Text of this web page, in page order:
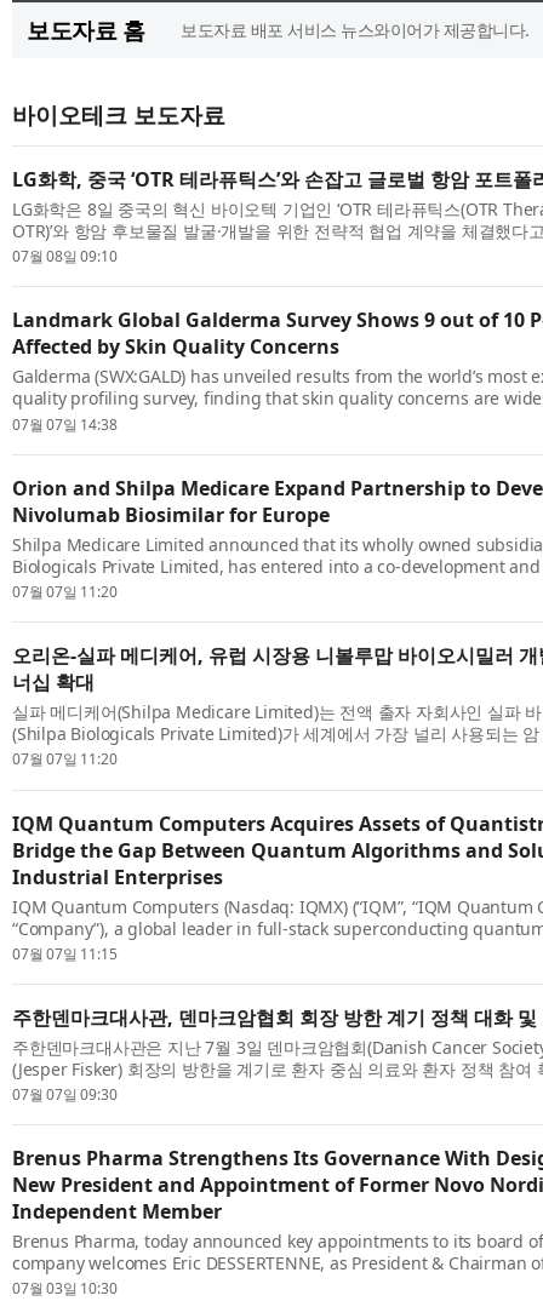
보도자료 홈 보도자료 배포 서비스 뉴스와이어가 제공합니다.
바이오테크 보도자료
LG화학, 중국 ‘OTR 테라퓨틱스’와 손잡고 글로벌 항암 포트
LG화학은 8일 중국의 혁신 바이오텍 기업인 ‘OTR 테라퓨틱스(OTR
OTR)’와 항암 후보물질 발굴·개발을 위한 전략적 협업 계약을 체결했다
혁신신약 개발의 핵심 거점으로 부상 중인 중국에서 OTR의 폭넓은 네
07월 08일 09:10
Landmark Global Galderma Survey Shows 9 out of 10
Affected by Skin Quality Concerns
Galderma (SWX:GALD) has unveiled results from the world’s most
quality profiling survey, finding that skin quality concerns are
impact emotional wellbeing and, while differing based on the
07월 07일 14:38
Orion and Shilpa Medicare Expand Partnership to
Nivolumab Biosimilar for Europe
Shilpa Medicare Limited announced that its wholly owned
Biologicals Private Limited, has entered into a co-development
with Orion Corporation for intravenous (IV) nivolumab biosimilar
07월 07일 11:20
오리온-실파 메디케어, 유럽 시장용 니볼루맙 바이오시밀러 개
너십 확대
실파 메디케어(Shilpa Medicare Limited)는 전액 출자 자회사인 실파
(Shilpa Biologicals Private Limited)가 세계에서 가장 널리 사용되는
를 참조해 유럽 전역에서 환자 접근성을 확대하기 위한 정맥 주사(IV) 니
07월 07일 11:20
IQM Quantum Computers Acquires Assets of
Bridge the Gap Between Quantum Algorithms and
Industrial Enterprises
IQM Quantum Computers (Nasdaq: IQMX) (“IQM”, “IQM Quantum
“Company”), a global leader in full-stack superconducting
acquired selected assets of Quantistry GmbH, a Berlin-based
07월 07일 11:15
주한덴마크대사관, 덴마크암협회 회장 방한 계기 정책 대화
주한덴마크대사관은 지난 7월 3일 덴마크암협회(Danish Cancer
(Jesper Fisker) 회장의 방한을 계기로 환자 중심 의료와 환자 정책 참여
의 주요 정책 관계자 및 보건의료 전문가들과 다양한 교류를 진행했다.
07월 07일 09:30
Brenus Pharma Strengthens Its Governance With
New President and Appointment of Former Novo
Independent Member
Brenus Pharma, today announced key appointments to its board
company welcomes Eric DESSERTENNE, as President & Chairman
succeeding co-founder Jacques GARDETTE, who will remain an
07월 03일 10:30